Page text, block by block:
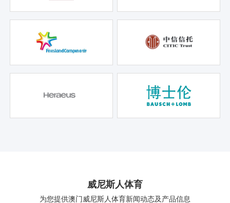
威尼斯人体育
为您提供澳门威尼斯人体育新闻动态及产品信息